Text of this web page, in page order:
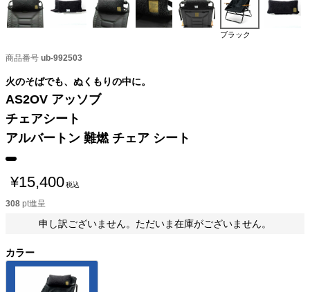
ブラック
商品番号 ub-992503
火のそばでも、ぬくもりの中に。
AS2OV アッソブ
チェアシート
アルバートン 難燃 チェア シート
¥15,400税込
308 pt進呈
申し訳ございません。ただいま在庫がございません。
カラー